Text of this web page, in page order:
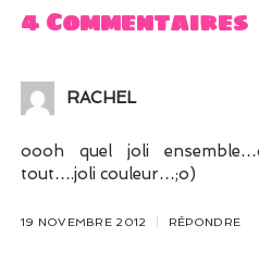
4 Commentaires
RACHEL
oooh quel joli
tout….joli couleur…;o)
19 NOVEMBRE 2012 RÉPONDRE